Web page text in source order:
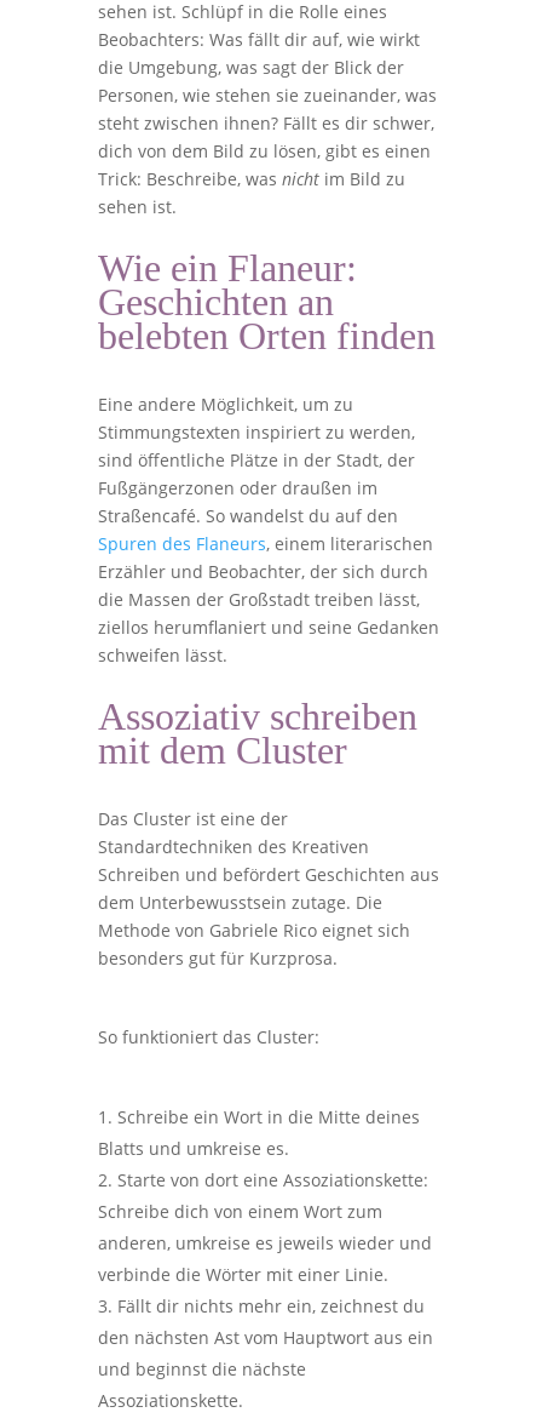
sehen ist. Schlüpf in die Rolle eines
Beobachters: Was fällt dir auf, wie wirkt
die Umgebung, was sagt der Blick der
Personen, wie stehen sie zueinander, was
steht zwischen ihnen? Fällt es dir schwer,
dich von dem Bild zu lösen, gibt es einen
Trick: Beschreibe, was nichtim Bild zu
sehen ist.
Wie ein Flaneur:
Geschichten an
belebten Orten finden
Eine andere Möglichkeit, um zu
Stimmungstexten inspiriert zu werden,
sind öffentliche Plätze in der Stadt, der
Fußgängerzonen oder draußen im
Straßencafé. So wandelst du auf den
Spuren des Flaneurs, einem literarischen
Erzähler und Beobachter, der sich durch
die Massen der Großstadt treiben lässt,
ziellos herumflaniert und seine Gedanken
schweifen lässt.
Assoziativ schreiben
mit dem Cluster
Das Cluster ist eine der
Standardtechniken des Kreativen
Schreiben und befördert Geschichten aus
dem Unterbewusstsein zutage. Die
Methode von Gabriele Rico eignet sich
besonders gut für Kurzprosa.
So funktioniert das Cluster:
Schreibe ein Wort in die Mitte deines
Blatts und umkreise es.
Starte von dort eine Assoziationskette:
Schreibe dich von einem Wort zum
anderen, umkreise es jeweils wieder und
verbinde die Wörter mit einer Linie.
Fällt dir nichts mehr ein, zeichnest du
den nächsten Ast vom Hauptwort aus ein
und beginnst die nächste
Assoziationskette.